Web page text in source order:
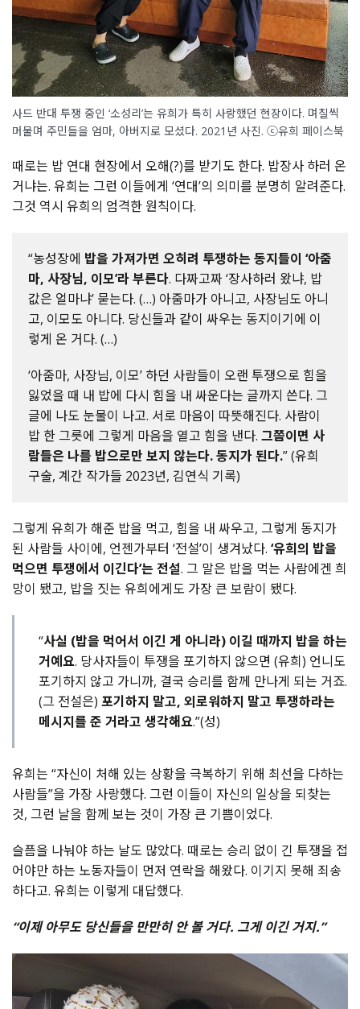
사드 반대 투쟁 중인 ‘소성리’는 유희가 특히 사랑했던 현장이다. 며칠씩
머물며 주민들을 엄마, 아버지로 모셨다. 2021년 사진. ⓒ유희 페이스북
때로는 밥 연대 현장에서 오해(?)를 받기도 한다. 밥장사 하러 온
거냐는. 유희는 그런 이들에게 ‘연대’의 의미를 분명히 알려준다.
그것 역시 유희의 엄격한 원칙이다.
“농성장에 밥을 가져가면 오히려 투쟁하는 동지들이 ‘아줌
마, 사장님, 이모’라 부른다. 다짜고짜 ‘장사하러 왔냐, 밥
값은 얼마냐’ 묻는다. (…) 아줌마가 아니고, 사장님도 아니
고, 이모도 아니다. 당신들과 같이 싸우는 동지이기에 이
렇게 온 거다. (…)
‘아줌마, 사장님, 이모’ 하던 사람들이 오랜 투쟁으로 힘을
잃었을 때 내 밥에 다시 힘을 내 싸운다는 글까지 쓴다. 그
글에 나도 눈물이 나고. 서로 마음이 따뜻해진다. 사람이
밥 한 그릇에 그렇게 마음을 열고 힘을 낸다. 그쯤이면 사
람들은 나를 밥으로만 보지 않는다. 동지가 된다.” (유희
구술, 계간 작가들 2023년, 김연식 기록)
그렇게 유희가 해준 밥을 먹고, 힘을 내 싸우고, 그렇게 동지가
된 사람들 사이에, 언젠가부터 ‘전설’이 생겨났다. ‘유희의 밥을
먹으면 투쟁에서 이긴다’는 전설. 그 말은 밥을 먹는 사람에겐 희
망이 됐고, 밥을 짓는 유희에게도 가장 큰 보람이 됐다.
“사실 (밥을 먹어서 이긴 게 아니라) 이길 때까지 밥을 하는
거예요. 당사자들이 투쟁을 포기하지 않으면 (유희) 언니도
포기하지 않고 가니까, 결국 승리를 함께 만나게 되는 거죠.
(그 전설은) 포기하지 말고, 외로워하지 말고 투쟁하라는
메시지를 준 거라고 생각해요.”(성)
유희는 “자신이 처해 있는 상황을 극복하기 위해 최선을 다하는
사람들”을 가장 사랑했다. 그런 이들이 자신의 일상을 되찾는
것, 그런 날을 함께 보는 것이 가장 큰 기쁨이었다.
슬픔을 나눠야 하는 날도 많았다. 때로는 승리 없이 긴 투쟁을 접
어야만 하는 노동자들이 먼저 연락을 해왔다. 이기지 못해 죄송
하다고. 유희는 이렇게 대답했다.
“이제 아무도 당신들을 만만히 안 볼 거다. 그게 이긴 거지.”